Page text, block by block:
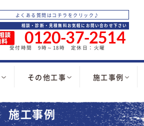
よくある質問はコチラをクリック♪
相談・診断・見積無料お気軽にお問い合わせ下さい
0120-37-2514
受付時間 9時～18時 定休日：火曜
その他工事 施工事例
施工事例